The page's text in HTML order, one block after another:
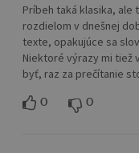
Príbeh taká klasika, ale
rozdielom v dnešnej
texte, opakujúce sa
Niektoré výrazy mi tiež
byť, raz za prečítanie
0 0